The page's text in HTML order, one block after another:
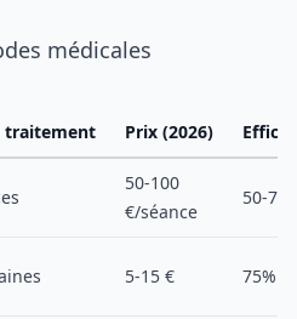
médicales
traitement Prix (2026)
50-100
€/séance
50-
5-15 € 75%